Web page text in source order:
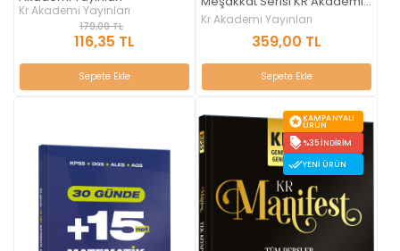
Kr Akademi Yayınları
179,00 TL
116,35 TL
Sepete Ekle
Yayınları
Kr Akademi Yayınları
359,00 TL
Sepete Ekle
KAMPANYALI
ÜRÜN
%35 İNDIRIM
YENI ÜRÜN